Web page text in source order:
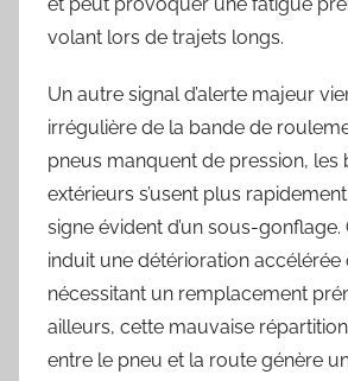
volant lors de trajets longs.
Un autre signal d’alerte majeur
irrégulière de la bande de
pneus manquent de pression, les
extérieurs s’usent plus
signe évident d’un sous-gonflage.
induit une détérioration accélérée
nécessitant un remplacement
ailleurs, cette mauvaise
entre le pneu et la route génère